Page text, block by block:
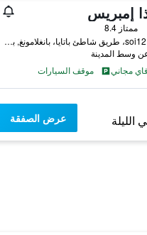
إمبريس
ممتاز 8.4
240/1مو 10،soi12، طريق شاطئ باتايا، بانغلامونغ, باتايا, تايلاند
مجاني
موقف السيارات
الليلة عرض الصفقة